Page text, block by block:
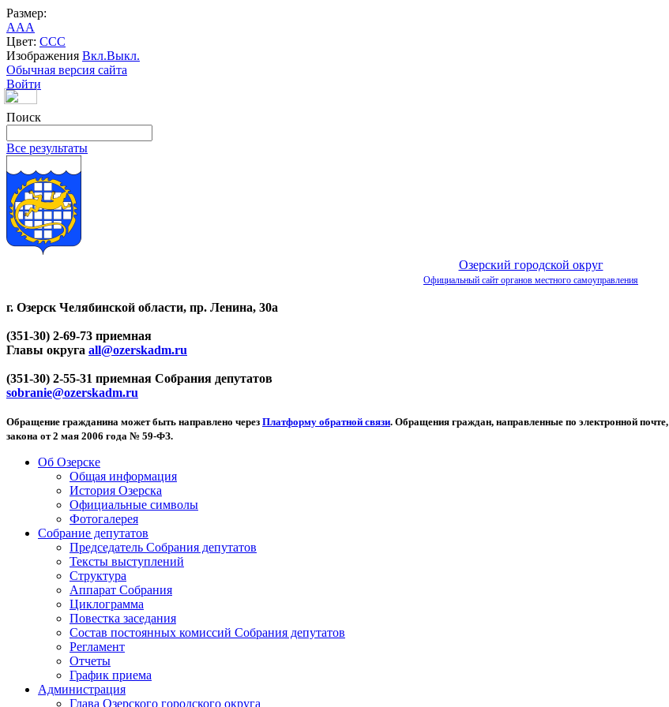
Размер:
AAA
Цвет: CCC
Изображения Вкл.Выкл.
Обычная версия сайта
Войти
Поиск
Все результаты
Озерский городской округ
Официальный сайт органов местного самоуправления
г. Озерск Челябинской области, пр. Ленина, 30а
(351-30) 2-69-73 приемная
Главы округа all@ozerskadm.ru
(351-30) 2-55-31 приемная Собрания депутатов
sobranie@ozerskadm.ru
Обращение гражданина может быть направлено через Платформу обратной связи. Обращения граждан, направленные по электронной почте,
закона от 2 мая 2006 года № 59-ФЗ.
Об Озерске
Общая информация
История Озерска
Официальные символы
Фотогалерея
Собрание депутатов
Председатель Собрания депутатов
Тексты выступлений
Структура
Аппарат Собрания
Циклограмма
Повестка заседания
Состав постоянных комиссий Собрания депутатов
Регламент
Отчеты
График приема
Администрация
Глава Озерского городского округа